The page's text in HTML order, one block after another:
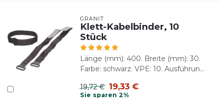
GRANIT
Klett-Kabelbinder, 10
Stück
Länge (mm): 400. Breite (mm): 30.
Farbe: schwarz. VPE: 10. Ausführun...
19,72 € 19,33 €
Sie sparen 2%